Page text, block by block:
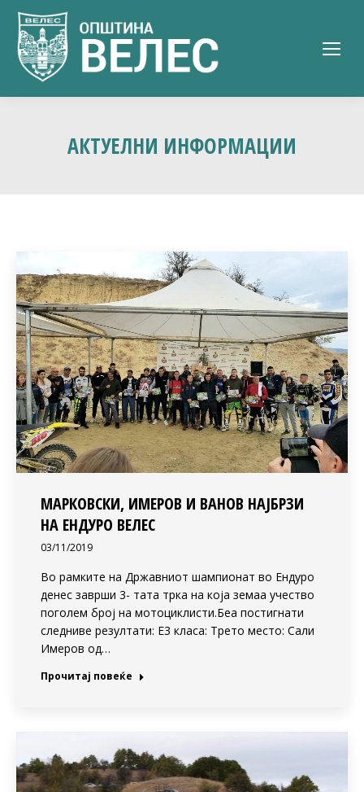
АКТУЕЛНИ ИНФОРМАЦИИ
МАРКОВСКИ, ИМЕРОВ И ВАНОВ НАЈБРЗИ
НА ЕНДУРО ВЕЛЕС
03/11/2019
Во рамките на Државниот шампионат во Ендуро
денес заврши 3- тата трка на која земаа учество
поголем број на мотоциклисти.Беа постигнати
следниве резултати: Е3 класа: Трето место: Сали
Имеров од…
Прочитај повеќе